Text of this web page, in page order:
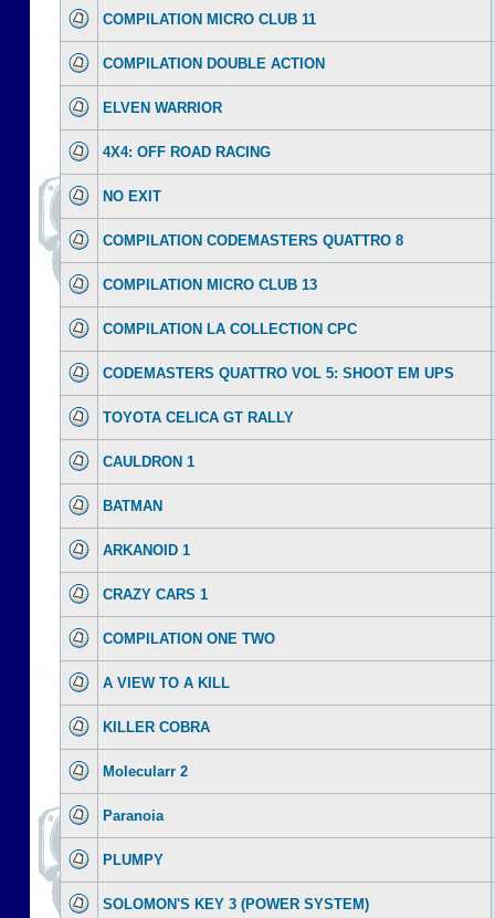
COMPILATION MICRO CLUB 11
COMPILATION DOUBLE ACTION
ELVEN WARRIOR
4X4: OFF ROAD RACING
NO EXIT
COMPILATION CODEMASTERS QUATTRO 8
COMPILATION MICRO CLUB 13
COMPILATION LA COLLECTION CPC
CODEMASTERS QUATTRO VOL 5: SHOOT EM UPS
TOYOTA CELICA GT RALLY
CAULDRON 1
BATMAN
ARKANOID 1
CRAZY CARS 1
COMPILATION ONE TWO
A VIEW TO A KILL
KILLER COBRA
Molecularr 2
Paranoia
PLUMPY
SOLOMON'S KEY 3 (POWER SYSTEM)